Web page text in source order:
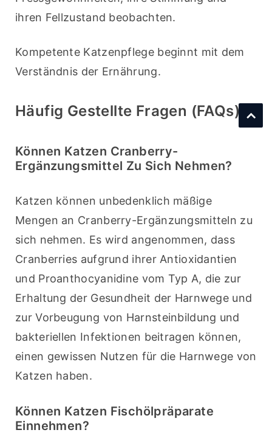
ihren Fellzustand beobachten.
Kompetente Katzenpflege beginnt mit dem
Verständnis der Ernährung.
Häufig Gestellte Fragen (FAQs)
Können Katzen Cranberry-
Ergänzungsmittel Zu Sich Nehmen?
Katzen können unbedenklich mäßige
Mengen an Cranberry-Ergänzungsmitteln zu
sich nehmen. Es wird angenommen, dass
Cranberries aufgrund ihrer Antioxidantien
und Proanthocyanidine vom Typ A, die zur
Erhaltung der Gesundheit der Harnwege und
zur Vorbeugung von Harnsteinbildung und
bakteriellen Infektionen beitragen können,
einen gewissen Nutzen für die Harnwege von
Katzen haben.
Können Katzen Fischölpräparate
Einnehmen?